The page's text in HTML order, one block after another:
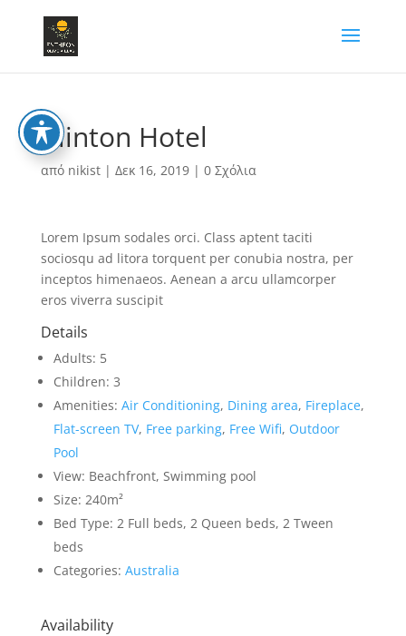
Clinton Hotel
από nikist| Δεκ 16, 2019| 0 Σχόλια
Lorem Ipsum sodales orci. Class aptent taciti
sociosqu ad litora torquent per conubia nostra, per
inceptos himenaeos. Aenean a arcu ullamcorper
eros viverra suscipit
Details
Adults: 5
Children: 3
Amenities: Air Conditioning, Dining area, Fireplace,
Flat-screen TV, Free parking, Free Wifi, Outdoor
Pool
View: Beachfront, Swimming pool
Size: 240m²
Bed Type: 2 Full beds, 2 Queen beds, 2 Tween
beds
Categories: Australia
Availability